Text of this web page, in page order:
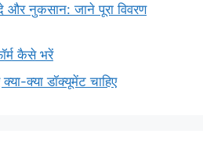
और नुकसान: जाने पूरा विवरण
कैसे भरें
क्या डॉक्यूमेंट चाहिए